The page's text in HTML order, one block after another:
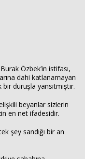
Özbek’in istifası,
dahi katlanamayan
duruşla yansıtmıştır.
beyanlar sizlerin
en net ifadesidir.
şey sandığı bir an